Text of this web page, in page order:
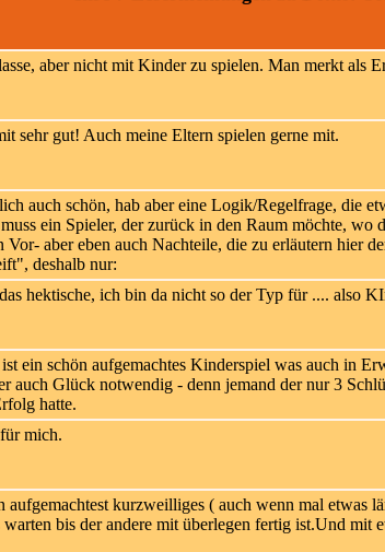
aber nicht mit Kinder zu spielen. Man merkt als
sehr gut! Auch meine Eltern spielen gerne mit.
auch schön, hab aber eine Logik/Regelfrage, die
ein Spieler, der zurück in den Raum möchte,
Vor- aber eben auch Nachteile, die zu erläutern hier
deshalb nur:
hektische, ich bin da nicht so der Typ für .... also
ein schön aufgemachtes Kinderspiel was auch in
auch Glück notwendig - denn jemand der nur 3
hatte.
mich.
aufgemachtest kurzweilliges ( auch wenn mal etwas
bis der andere mit überlegen fertig ist.Und mit